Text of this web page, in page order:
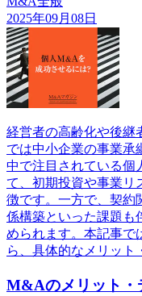
2025年09月08日
経営者の高齢化や後継
では中小企業の事業承
中で注目されている個
て、初期投資や事業リ
徴です。一方で、契約
係構築といった課題も
められます。本記事で
ら、具体的なメリット
M&Aのメリット・